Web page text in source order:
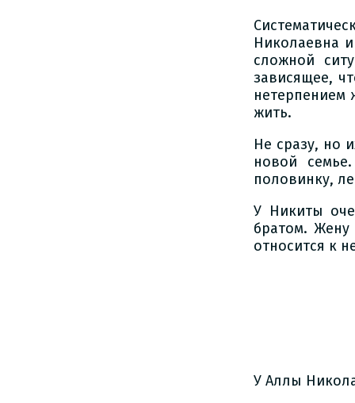
Николаевна
сложной
зависящее,
нетерпением
жить.
Не сразу, но
новой
половинку,
У Никиты
братом.
относится к
У Аллы